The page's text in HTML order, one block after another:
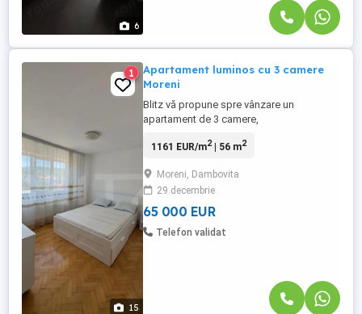
6
15
1
Apartament luminos cu 3 camere
Moreni
Blitz vă propune spre vânzare un
apartament de 3 camere,
m², situat într-o zonă liniștită din Moreni.
amenajat cochet dar modern, perfect
pentru o familie, dar și pentru investitori
care caută o proprietate gata de închiriat,
1161 EUR/m2| 56 m2
Moreni, Dambovita
29 decembrie
65 000 EUR
Telefon validat